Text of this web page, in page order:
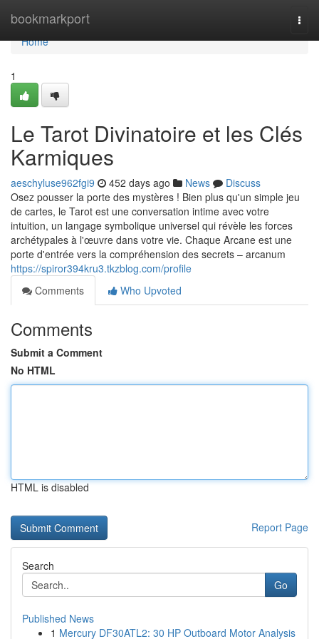
bookmarkport
Home
Home
1
Le Tarot Divinatoire et les Clés
Karmiques
aeschyluse962fgi9 452 days ago News
Discuss
Osez pousser la porte des mystères ! Bien plus qu'un simple jeu
de cartes, le Tarot est une conversation intime avec votre
intuition, un langage symbolique universel qui révèle les forces
archétypales à l'œuvre dans votre vie. Chaque Arcane est une
porte d'entrée vers la compréhension des secrets – arcanum
https://spiror394kru3.tkzblog.com/profile
Comments
Who Upvoted
Comments
Submit a Comment
No HTML
HTML is disabled
Report Page
Search
Go
Published News
1 Mercury DF30ATL2: 30 HP Outboard Motor Analysis